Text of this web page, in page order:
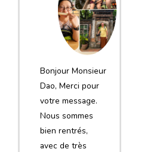
notre voyage
et de votre
agence
Bonjour Monsieur
Dao, Merci pour
votre message.
Nous sommes
bien rentrés,
avec de très